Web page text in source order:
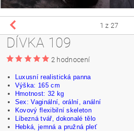
1 z 27
DÍVKA 109
2 hodnocení
Luxusní realistická panna
Výška: 165 cm
Hmotnost: 32 kg
Sex: Vaginální, orální, anální
Kovový flexibilní skeleton
Líbezná tvář,dokonalé tělo
Hebká, jemná a pružná pleť